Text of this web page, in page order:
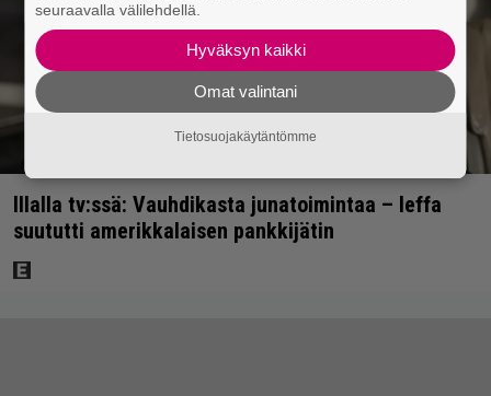
Illalla tv:ssä: Vauhdikasta junatoimintaa – leffa
suututti amerikkalaisen pankkijätin
seuraavalla välilehdellä.
Hyväksyn kaikki
Omat valintani
Tietosuojakäytäntömme